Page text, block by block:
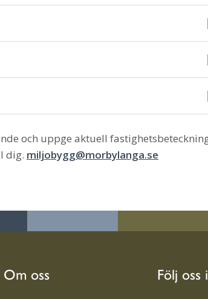
och uppge aktuell
dig. miljobygg@morbylanga.se
Om oss Följ oss